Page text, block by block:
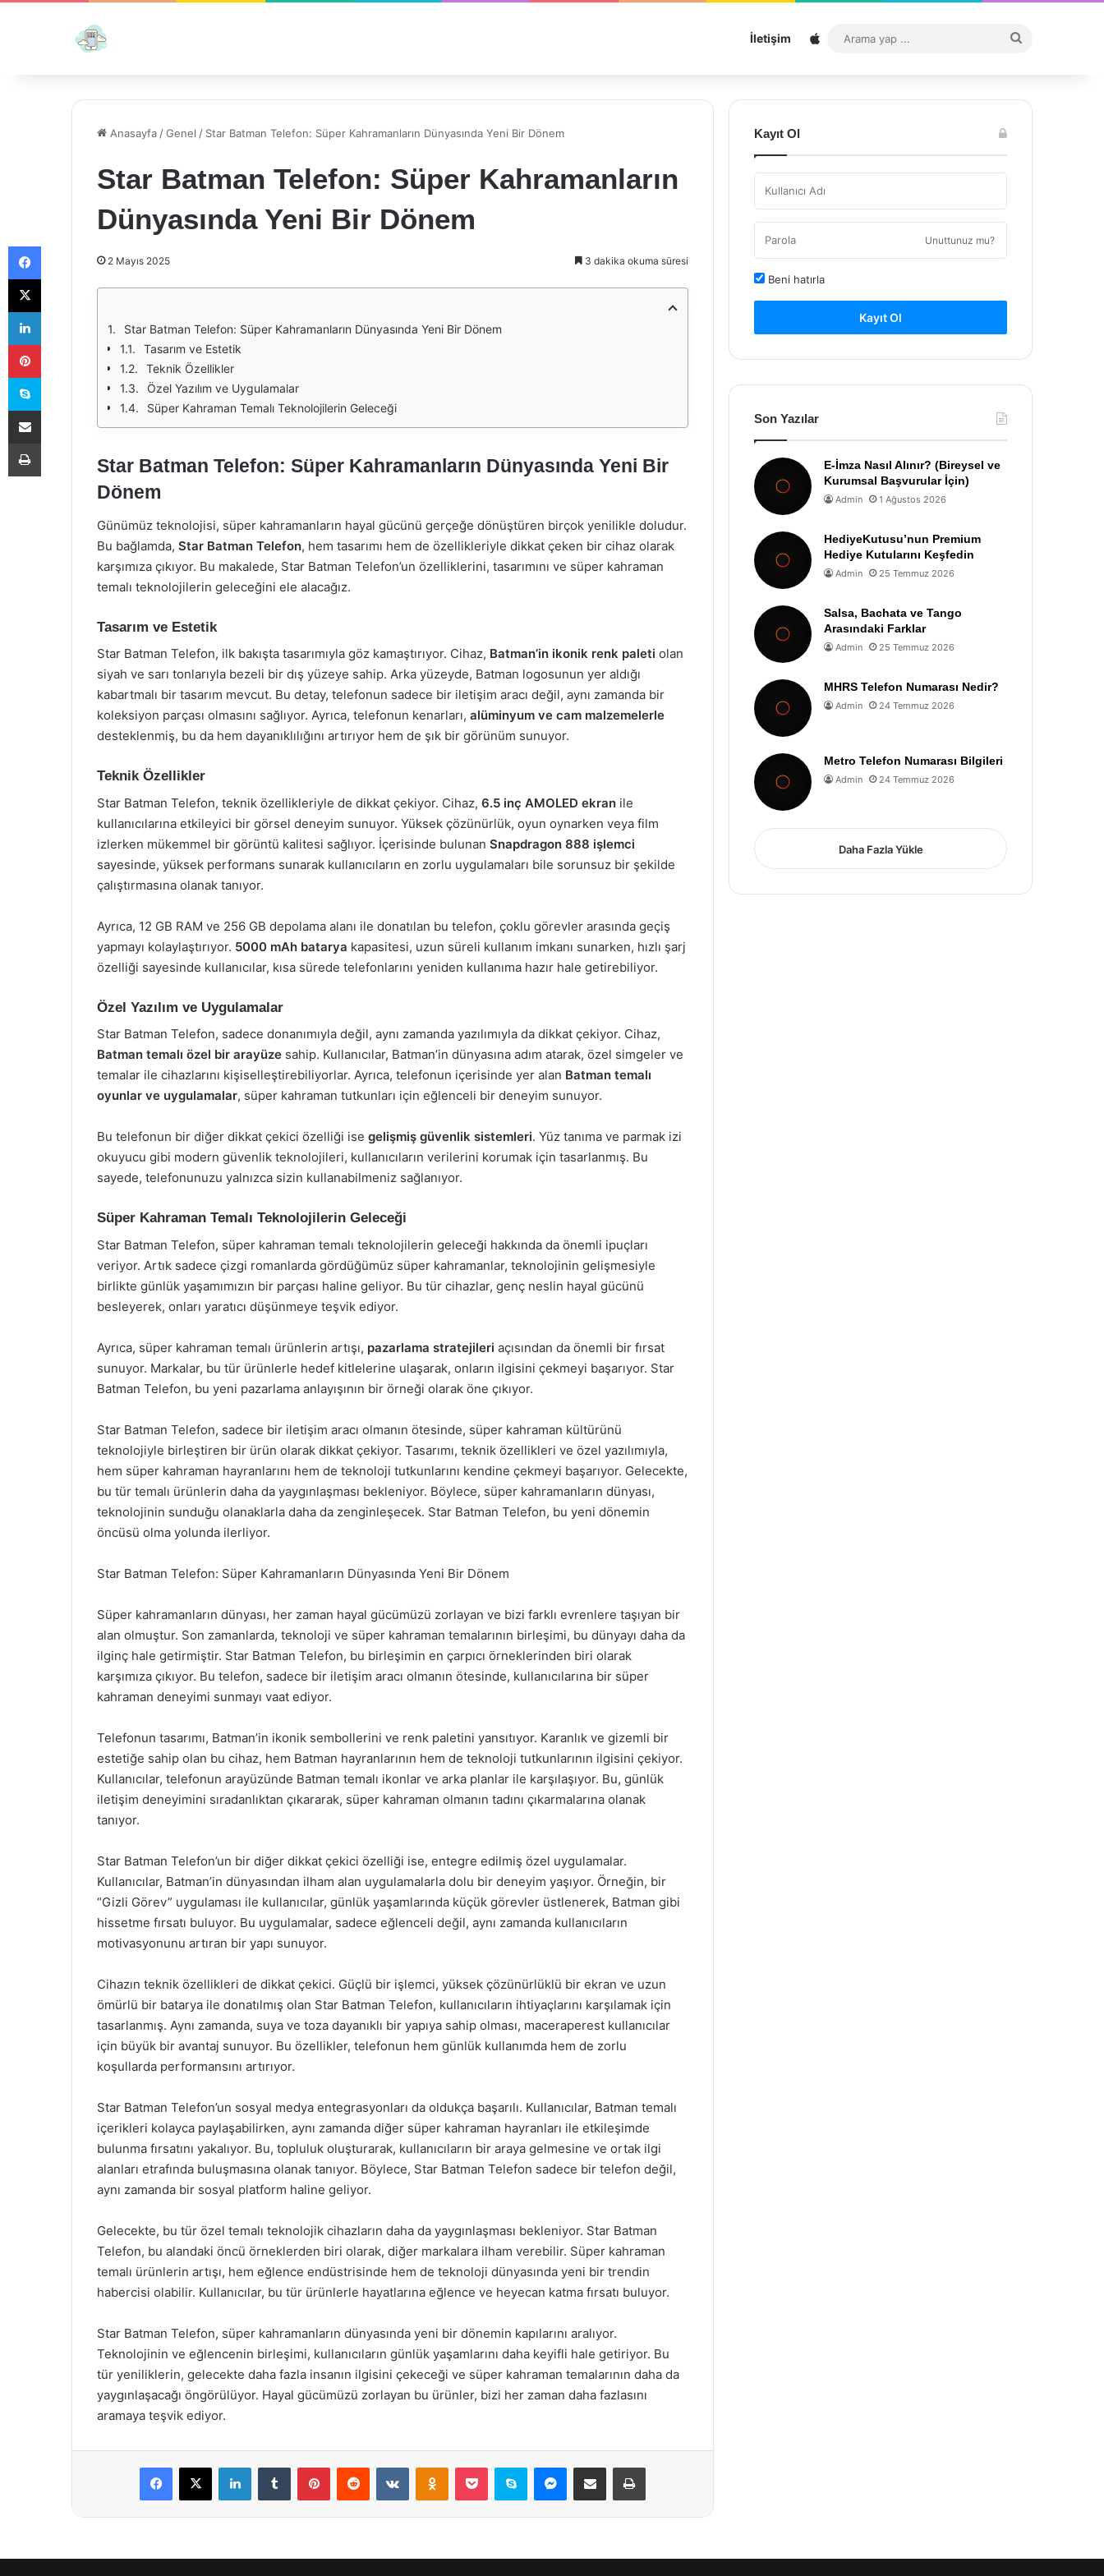
İletişim Sitemap
...
Anasayfa /Genel / Star Batman Telefon: Süper Kahramanların Dünyasında Yeni Bir Dönem
Star Batman Telefon: Süper Kahramanların
Dünyasında Yeni Bir Dönem
2 Mayıs 2025 3 dakika okuma süresi
Star Batman Telefon: Süper Kahramanların Dünyasında Yeni Bir Dönem
Tasarım ve Estetik
Teknik Özellikler
Özel Yazılım ve Uygulamalar
Süper Kahraman Temalı Teknolojilerin Geleceği
Star Batman Telefon: Süper Kahramanların Dünyasında Yeni Bir
Dönem
Günümüz teknolojisi, süper kahramanların hayal gücünü gerçeğe dönüştüren birçok yenilikle doludur.
Bu bağlamda, Star Batman Telefon, hem tasarımı hem de özellikleriyle dikkat çeken bir cihaz olarak
karşımıza çıkıyor. Bu makalede, Star Batman Telefon’un özelliklerini, tasarımını ve süper kahraman
temalı teknolojilerin geleceğini ele alacağız.
Tasarım ve Estetik
Star Batman Telefon, ilk bakışta tasarımıyla göz kamaştırıyor. Cihaz, Batman’in ikonik renk paleti olan
siyah ve sarı tonlarıyla bezeli bir dış yüzeye sahip. Arka yüzeyde, Batman logosunun yer aldığı
kabartmalı bir tasarım mevcut. Bu detay, telefonun sadece bir iletişim aracı değil, aynı zamanda bir
koleksiyon parçası olmasını sağlıyor. Ayrıca, telefonun kenarları, alüminyum ve cam malzemelerle
desteklenmiş, bu da hem dayanıklılığını artırıyor hem de şık bir görünüm sunuyor.
Teknik Özellikler
Star Batman Telefon, teknik özellikleriyle de dikkat çekiyor. Cihaz, 6.5 inç AMOLED ekran ile
kullanıcılarına etkileyici bir görsel deneyim sunuyor. Yüksek çözünürlük, oyun oynarken veya film
izlerken mükemmel bir görüntü kalitesi sağlıyor. İçerisinde bulunan Snapdragon 888 işlemci
sayesinde, yüksek performans sunarak kullanıcıların en zorlu uygulamaları bile sorunsuz bir şekilde
çalıştırmasına olanak tanıyor.
Ayrıca, 12 GB RAM ve 256 GB depolama alanı ile donatılan bu telefon, çoklu görevler arasında geçiş
yapmayı kolaylaştırıyor. 5000 mAh batarya kapasitesi, uzun süreli kullanım imkanı sunarken, hızlı şarj
özelliği sayesinde kullanıcılar, kısa sürede telefonlarını yeniden kullanıma hazır hale getirebiliyor.
Özel Yazılım ve Uygulamalar
Star Batman Telefon, sadece donanımıyla değil, aynı zamanda yazılımıyla da dikkat çekiyor. Cihaz,
Batman temalı özel bir arayüze sahip. Kullanıcılar, Batman’in dünyasına adım atarak, özel simgeler ve
temalar ile cihazlarını kişiselleştirebiliyorlar. Ayrıca, telefonun içerisinde yer alan Batman temalı
oyunlar ve uygulamalar, süper kahraman tutkunları için eğlenceli bir deneyim sunuyor.
Bu telefonun bir diğer dikkat çekici özelliği ise gelişmiş güvenlik sistemleri. Yüz tanıma ve parmak izi
okuyucu gibi modern güvenlik teknolojileri, kullanıcıların verilerini korumak için tasarlanmış. Bu
sayede, telefonunuzu yalnızca sizin kullanabilmeniz sağlanıyor.
Süper Kahraman Temalı Teknolojilerin Geleceği
Star Batman Telefon, süper kahraman temalı teknolojilerin geleceği hakkında da önemli ipuçları
veriyor. Artık sadece çizgi romanlarda gördüğümüz süper kahramanlar, teknolojinin gelişmesiyle
birlikte günlük yaşamımızın bir parçası haline geliyor. Bu tür cihazlar, genç neslin hayal gücünü
besleyerek, onları yaratıcı düşünmeye teşvik ediyor.
Ayrıca, süper kahraman temalı ürünlerin artışı, pazarlama stratejileri açısından da önemli bir fırsat
sunuyor. Markalar, bu tür ürünlerle hedef kitlelerine ulaşarak, onların ilgisini çekmeyi başarıyor. Star
Batman Telefon, bu yeni pazarlama anlayışının bir örneği olarak öne çıkıyor.
Star Batman Telefon, sadece bir iletişim aracı olmanın ötesinde, süper kahraman kültürünü
teknolojiyle birleştiren bir ürün olarak dikkat çekiyor. Tasarımı, teknik özellikleri ve özel yazılımıyla,
hem süper kahraman hayranlarını hem de teknoloji tutkunlarını kendine çekmeyi başarıyor. Gelecekte,
bu tür temalı ürünlerin daha da yaygınlaşması bekleniyor. Böylece, süper kahramanların dünyası,
teknolojinin sunduğu olanaklarla daha da zenginleşecek. Star Batman Telefon, bu yeni dönemin
öncüsü olma yolunda ilerliyor.
Star Batman Telefon: Süper Kahramanların Dünyasında Yeni Bir Dönem
Süper kahramanların dünyası, her zaman hayal gücümüzü zorlayan ve bizi farklı evrenlere taşıyan bir
alan olmuştur. Son zamanlarda, teknoloji ve süper kahraman temalarının birleşimi, bu dünyayı daha da
ilginç hale getirmiştir. Star Batman Telefon, bu birleşimin en çarpıcı örneklerinden biri olarak
karşımıza çıkıyor. Bu telefon, sadece bir iletişim aracı olmanın ötesinde, kullanıcılarına bir süper
kahraman deneyimi sunmayı vaat ediyor.
Telefonun tasarımı, Batman’in ikonik sembollerini ve renk paletini yansıtıyor. Karanlık ve gizemli bir
estetiğe sahip olan bu cihaz, hem Batman hayranlarının hem de teknoloji tutkunlarının ilgisini çekiyor.
Kullanıcılar, telefonun arayüzünde Batman temalı ikonlar ve arka planlar ile karşılaşıyor. Bu, günlük
iletişim deneyimini sıradanlıktan çıkararak, süper kahraman olmanın tadını çıkarmalarına olanak
tanıyor.
Star Batman Telefon’un bir diğer dikkat çekici özelliği ise, entegre edilmiş özel uygulamalar.
Kullanıcılar, Batman’in dünyasından ilham alan uygulamalarla dolu bir deneyim yaşıyor. Örneğin, bir
“Gizli Görev” uygulaması ile kullanıcılar, günlük yaşamlarında küçük görevler üstlenerek, Batman gibi
hissetme fırsatı buluyor. Bu uygulamalar, sadece eğlenceli değil, aynı zamanda kullanıcıların
motivasyonunu artıran bir yapı sunuyor.
Cihazın teknik özellikleri de dikkat çekici. Güçlü bir işlemci, yüksek çözünürlüklü bir ekran ve uzun
ömürlü bir batarya ile donatılmış olan Star Batman Telefon, kullanıcıların ihtiyaçlarını karşılamak için
tasarlanmış. Aynı zamanda, suya ve toza dayanıklı bir yapıya sahip olması, maceraperest kullanıcılar
için büyük bir avantaj sunuyor. Bu özellikler, telefonun hem günlük kullanımda hem de zorlu
koşullarda performansını artırıyor.
Star Batman Telefon’un sosyal medya entegrasyonları da oldukça başarılı. Kullanıcılar, Batman temalı
içerikleri kolayca paylaşabilirken, aynı zamanda diğer süper kahraman hayranları ile etkileşimde
bulunma fırsatını yakalıyor. Bu, topluluk oluşturarak, kullanıcıların bir araya gelmesine ve ortak ilgi
alanları etrafında buluşmasına olanak tanıyor. Böylece, Star Batman Telefon sadece bir telefon değil,
aynı zamanda bir sosyal platform haline geliyor.
Gelecekte, bu tür özel temalı teknolojik cihazların daha da yaygınlaşması bekleniyor. Star Batman
Telefon, bu alandaki öncü örneklerden biri olarak, diğer markalara ilham verebilir. Süper kahraman
temalı ürünlerin artışı, hem eğlence endüstrisinde hem de teknoloji dünyasında yeni bir trendin
habercisi olabilir. Kullanıcılar, bu tür ürünlerle hayatlarına eğlence ve heyecan katma fırsatı buluyor.
Star Batman Telefon, süper kahramanların dünyasında yeni bir dönemin kapılarını aralıyor.
Teknolojinin ve eğlencenin birleşimi, kullanıcıların günlük yaşamlarını daha keyifli hale getiriyor. Bu
tür yeniliklerin, gelecekte daha fazla insanın ilgisini çekeceği ve süper kahraman temalarının daha da
yaygınlaşacağı öngörülüyor. Hayal gücümüzü zorlayan bu ürünler, bizi her zaman daha fazlasını
aramaya teşvik ediyor.
Facebook
X LinkedInTumblr PinterestReddit VKontakteOdnoklassniki
Pocket Skype Messenger
E-Posta ile paylaş Yazdır
Kayıt Ol
Unuttunuz mu?
Beni hatırla
Kayıt Ol
Son Yazılar
E-İmza Nasıl Alınır? (Bireysel ve
Kurumsal Başvurular İçin)
Admin 1 Ağustos 2026
HediyeKutusu’nun Premium
Hediye Kutularını Keşfedin
Admin 25 Temmuz 2026
Salsa, Bachata ve Tango
Arasındaki Farklar
Admin 25 Temmuz 2026
MHRS Telefon Numarası Nedir?
Admin 24 Temmuz 2026
Metro Telefon Numarası Bilgileri
Admin 24 Temmuz 2026
Daha Fazla Yükle
Facebook
X
LinkedIn
Pinterest
Skype
E-Posta ile paylaş